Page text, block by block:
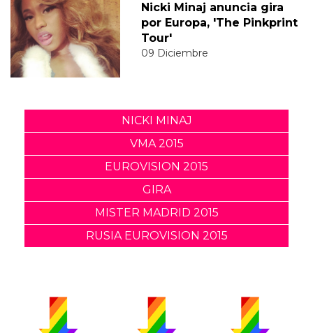
Nicki Minaj anuncia gira
por Europa, 'The Pinkprint
Tour'
09 Diciembre
NICKI MINAJ
VMA 2015
EUROVISION 2015
GIRA
MISTER MADRID 2015
RUSIA EUROVISION 2015